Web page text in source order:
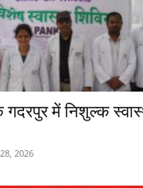
में निशुल्क
2026